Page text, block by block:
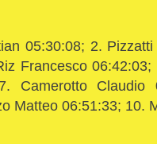
05:30:08; 2.
Francesco
Camerotto Claudio
Matteo 06:51:33; 10.